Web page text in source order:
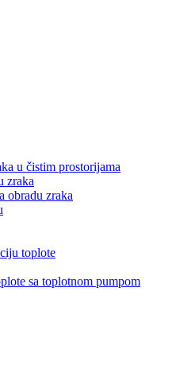
u čistim prostorijama
zraka
obradu zraka
toplote
sa toplotnom pumpom